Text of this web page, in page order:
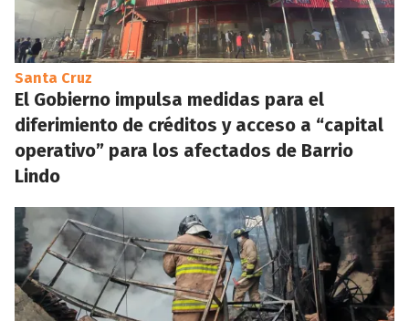
Santa Cruz
El Gobierno impulsa medidas para el
diferimiento de créditos y acceso a “capital
operativo” para los afectados de Barrio
Lindo